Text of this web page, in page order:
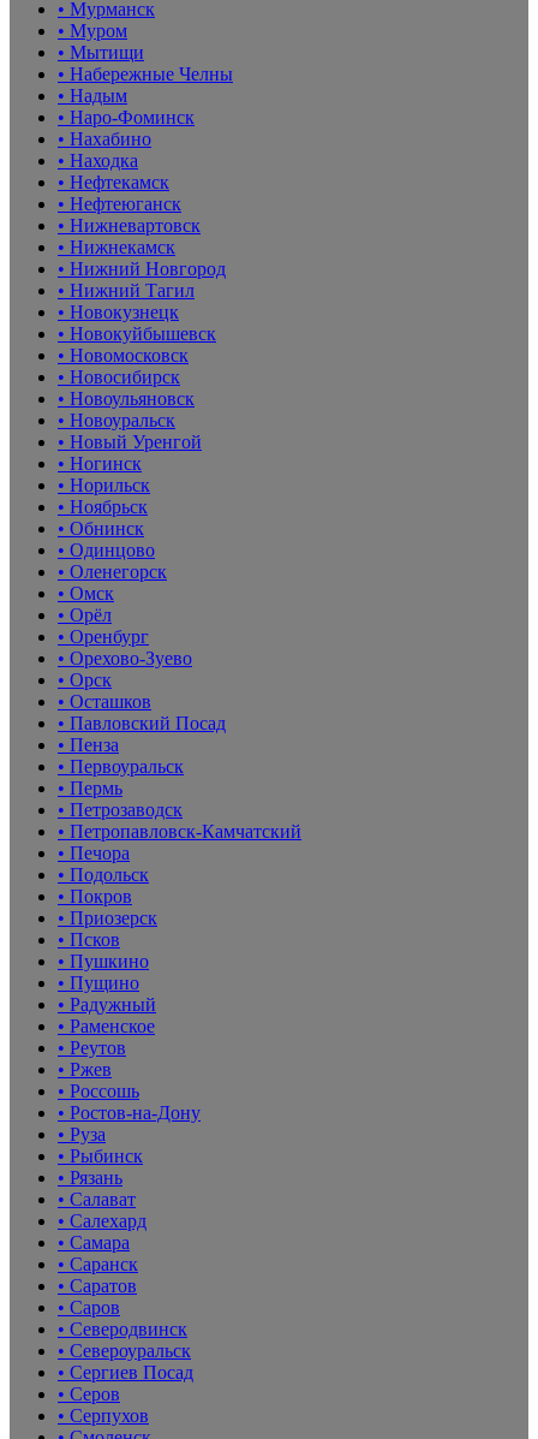
• Мурманск
• Муром
• Мытищи
• Набережные Челны
• Надым
• Наро-Фоминск
• Нахабино
• Находка
• Нефтекамск
• Нефтеюганск
• Нижневартовск
• Нижнекамск
• Нижний Новгород
• Нижний Тагил
• Новокузнецк
• Новокуйбышевск
• Новомосковск
• Новосибирск
• Новоульяновск
• Новоуральск
• Новый Уренгой
• Ногинск
• Норильск
• Ноябрьск
• Обнинск
• Одинцово
• Оленегорск
• Омск
• Орёл
• Оренбург
• Орехово-Зуево
• Орск
• Осташков
• Павловский Посад
• Пенза
• Первоуральск
• Пермь
• Петрозаводск
• Петропавловск-Камчатский
• Печора
• Подольск
• Покров
• Приозерск
• Псков
• Пушкино
• Пущино
• Радужный
• Раменское
• Реутов
• Ржев
• Россошь
• Ростов-на-Дону
• Руза
• Рыбинск
• Рязань
• Салават
• Салехард
• Самара
• Саранск
• Саратов
• Саров
• Северодвинск
• Североуральск
• Сергиев Посад
• Серов
• Серпухов